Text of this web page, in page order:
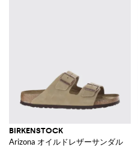
BIRKENSTOCK
Arizona オイルドレザーサンダル